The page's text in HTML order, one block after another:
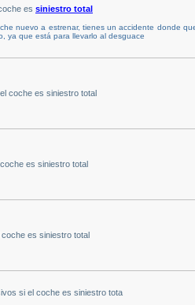
es siniestro total
nuevo a estrenar, tienes un accidente donde
ya que está para llevarlo al desguace
coche es siniestro total
es siniestro total
es siniestro total
si el coche es siniestro tota